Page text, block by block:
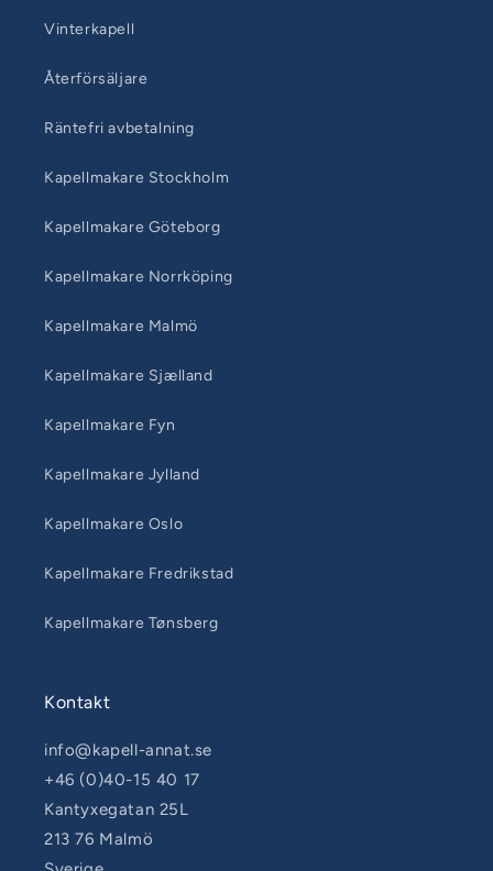
Vinterkapell
Återförsäljare
Räntefri avbetalning
Kapellmakare Stockholm
Kapellmakare Göteborg
Kapellmakare Norrköping
Kapellmakare Malmö
Kapellmakare Sjælland
Kapellmakare Fyn
Kapellmakare Jylland
Kapellmakare Oslo
Kapellmakare Fredrikstad
Kapellmakare Tønsberg
Kontakt
info@kapell-annat.se
+46 (0)40-15 40 17
Kantyxegatan 25L
213 76 Malmö